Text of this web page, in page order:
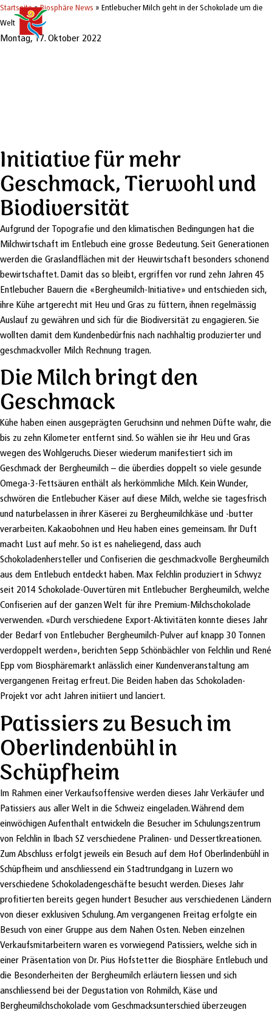
Startseite»Biosphäre News » Entlebucher Milch geht in der Schokolade um die
Welt
Montag, 17. Oktober 2022
Initiative für mehr
Geschmack, Tierwohl und
Biodiversität
Aufgrund der Topografie und den klimatischen Bedingungen hat die
Milchwirtschaft im Entlebuch eine grosse Bedeutung. Seit Generationen
werden die Graslandflächen mit der Heuwirtschaft besonders schonend
bewirtschaftet. Damit das so bleibt, ergriffen vor rund zehn Jahren 45
Entlebucher Bauern die «Bergheumilch-Initiative» und entschieden sich,
ihre Kühe artgerecht mit Heu und Gras zu füttern, ihnen regelmässig
Auslauf zu gewähren und sich für die Biodiversität zu engagieren. Sie
wollten damit dem Kundenbedürfnis nach nachhaltig produzierter und
geschmackvoller Milch Rechnung tragen.
Die Milch bringt den
Geschmack
Kühe haben einen ausgeprägten Geruchsinn und nehmen Düfte wahr, die
bis zu zehn Kilometer entfernt sind. So wählen sie ihr Heu und Gras
wegen des Wohlgeruchs. Dieser wiederum manifestiert sich im
Geschmack der Bergheumilch – die überdies doppelt so viele gesunde
Omega-3-Fettsäuren enthält als herkömmliche Milch. Kein Wunder,
schwören die Entlebucher Käser auf diese Milch, welche sie tagesfrisch
und naturbelassen in ihrer Käserei zu Bergheumilchkäse und -butter
verarbeiten. Kakaobohnen und Heu haben eines gemeinsam. Ihr Duft
macht Lust auf mehr. So ist es naheliegend, dass auch
Schokoladenhersteller und Confiserien die geschmackvolle Bergheumilch
aus dem Entlebuch entdeckt haben. Max Felchlin produziert in Schwyz
seit 2014 Schokolade-Ouvertüren mit Entlebucher Bergheumilch, welche
Confiserien auf der ganzen Welt für ihre Premium-Milchschokolade
verwenden. «Durch verschiedene Export-Aktivitäten konnte dieses Jahr
der Bedarf von Entlebucher Bergheumilch-Pulver auf knapp 30 Tonnen
verdoppelt werden», berichten Sepp Schönbächler von Felchlin und René
Epp vom Biosphäremarkt anlässlich einer Kundenveranstaltung am
vergangenen Freitag erfreut. Die Beiden haben das Schokoladen-
Projekt vor acht Jahren initiiert und lanciert.
Patissiers zu Besuch im
Oberlindenbühl in
Schüpfheim
Im Rahmen einer Verkaufsoffensive werden dieses Jahr Verkäufer und
Patissiers aus aller Welt in die Schweiz eingeladen. Während dem
einwöchigen Aufenthalt entwickeln die Besucher im Schulungszentrum
von Felchlin in Ibach SZ verschiedene Pralinen- und Dessertkreationen.
Zum Abschluss erfolgt jeweils ein Besuch auf dem Hof Oberlindenbühl in
Schüpfheim und anschliessend ein Stadtrundgang in Luzern wo
verschiedene Schokoladengeschäfte besucht werden. Dieses Jahr
profitierten bereits gegen hundert Besucher aus verschiedenen Ländern
von dieser exklusiven Schulung. Am vergangenen Freitag erfolgte ein
Besuch von einer Gruppe aus dem Nahen Osten. Neben einzelnen
Verkaufsmitarbeitern waren es vorwiegend Patissiers, welche sich in
einer Präsentation von Dr. Pius Hofstetter die Biosphäre Entlebuch und
die Besonderheiten der Bergheumilch erläutern liessen und sich
anschliessend bei der Degustation von Rohmilch, Käse und
Bergheumilchschokolade vom Geschmacksunterschied überzeugen